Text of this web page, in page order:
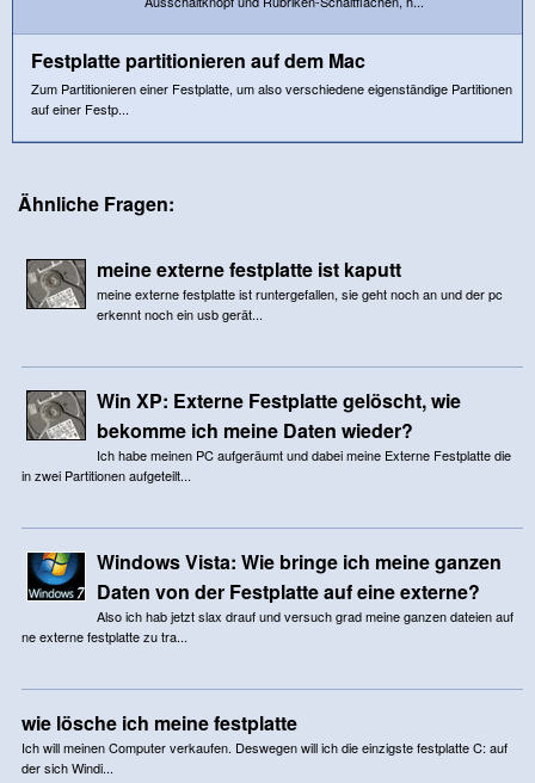
Festplatte partitionieren auf dem Mac
Zum Partitionieren einer Festplatte, um also verschiedene eigenständige Partitionen
auf einer Festp...
Ähnliche Fragen:
meine externe festplatte ist kaputt
meine externe festplatte ist runtergefallen, sie geht noch an und der pc
erkennt noch ein usb gerät...
Win XP: Externe Festplatte gelöscht, wie
bekomme ich meine Daten wieder?
Ich habe meinen PC aufgeräumt und dabei meine Externe Festplatte die
in zwei Partitionen aufgeteilt...
Windows Vista: Wie bringe ich meine ganzen
Daten von der Festplatte auf eine externe?
Also ich hab jetzt slax drauf und versuch grad meine ganzen dateien auf
ne externe festplatte zu tra...
wie lösche ich meine festplatte
Ich will meinen Computer verkaufen. Deswegen will ich die einzigste festplatte C: auf
der sich Windi...